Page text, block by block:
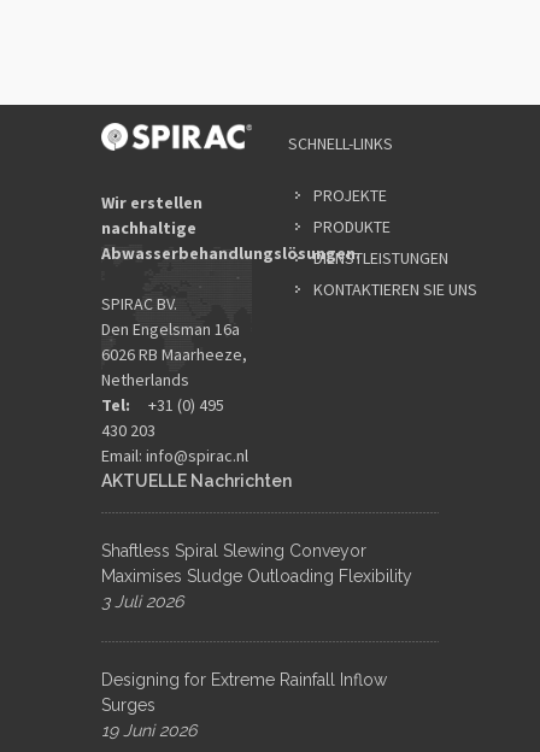
Wir erstellen
nachhaltige
Abwasserbehandlungslösungen.
SPIRAC BV.
Den Engelsman 16a
6026 RB Maarheeze,
Netherlands
Tel: +31 (0) 495
430 203
Email: info@spirac.nl
SCHNELL-LINKS
PROJEKTE
PRODUKTE
DIENSTLEISTUNGEN
KONTAKTIEREN SIE UNS
AKTUELLE Nachrichten
Shaftless Spiral Slewing Conveyor
Maximises Sludge Outloading Flexibility
3 Juli 2026
Designing for Extreme Rainfall Inflow
Surges
19 Juni 2026
ADDRESS